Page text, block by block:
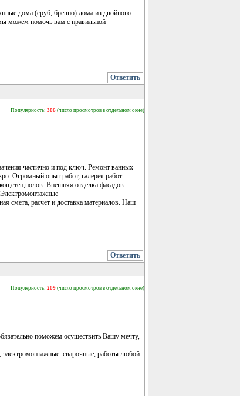
дома (сруб, бревно) дома из двойного
можем помочь вам с правильной
Ответить
Популярность: 306 (число просмотров в отдельном окне)
частично и под ключ. Ремонт ванных
Огромный опыт работ, галерея работ.
Внешняя отделка фасадов:
Электромонтажные
смета, расчет и доставка материалов. Наш
Ответить
Популярность: 209 (число просмотров в отдельном окне)
поможем осуществить Вашу мечту,
электромонтажные. сварочные, работы любой